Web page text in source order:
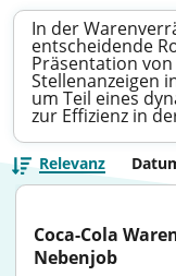
In der
entscheidende
Präsentation
Stellenanzeigen
um Teil eines
zur Effizienz in
Relevanz
Coca-Cola
Nebenjob